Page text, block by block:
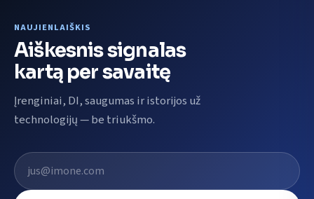
NAUJIENLAIŠKIS
Aiškesnis signalas
kartą per savaitę
Įrenginiai, DI, saugumas ir istorijos už
technologijų — be triukšmo.
El. pašto adresas